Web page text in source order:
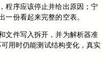
程序应该停止并给出原因；宁
一份看起来完整的空表。
文件写入拆开，并为解析器准
用时仍能测试结构变化，真实